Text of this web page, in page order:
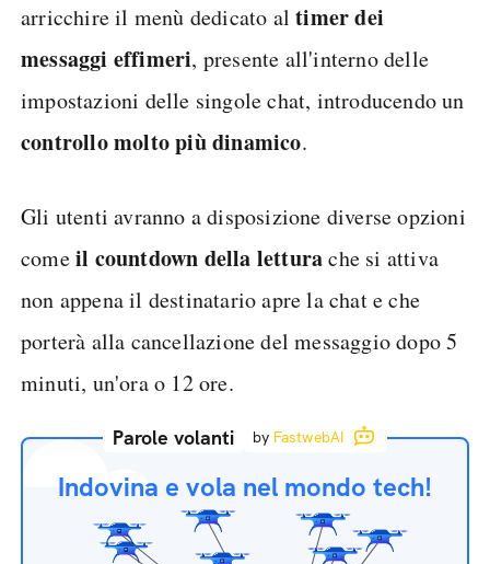
arricchire il menù dedicato altimer dei
messaggi effimeri, presente all'interno delle
impostazioni delle singole chat, introducendo un
controllo molto più dinamico.
Gli utenti avranno a disposizione diverse opzioni
comeil countdown della letturache si attiva
non appena il destinatario apre la chat e che
porterà alla cancellazione del messaggio dopo 5
minuti, un'ora o 12 ore.
Parole volanti by FastwebAI
Indovina e vola nel mondo tech!